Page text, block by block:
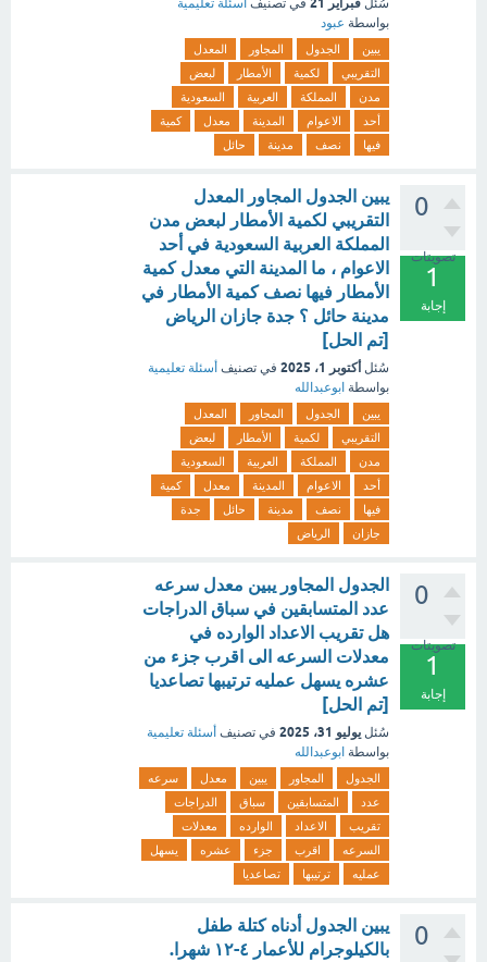
سُئل في تصنيف أسئلة تعليمية
بواسطة عبود
يبين الجدول المجاور
المعدل
التقريبي
لكمية الأمطار
لبعض
مدن
المملكة العربية
السعودية
أحد
الاعوام المدينة معدل
كمية
فيها
نصف مدينة حائل
0
تصويتات
1
إجابة
يبين الجدول المجاور المعدل
التقريبي لكمية الأمطار لبعض مدن
المملكة العربية السعودية في أحد
الاعوام ، ما المدينة التي معدل كمية
الأمطار فيها نصف كمية الأمطار في
مدينة حائل ؟ جدة جازان الرياض
[تم الحل]
سُئل أكتوبر 1، 2025 في تصنيف أسئلة تعليمية
بواسطة ابوعبدالله
يبين الجدول المجاور
المعدل
التقريبي
لكمية الأمطار
لبعض
مدن
المملكة العربية
السعودية
أحد
الاعوام المدينة معدل
كمية
فيها
نصف مدينة حائل
جدة
جازان
الرياض
0
تصويتات
1
إجابة
الجدول المجاور يبين معدل سرعه
عدد المتسابقين في سباق الدراجات
هل تقريب الاعداد الوارده في
معدلات السرعه الى اقرب جزء من
عشره يسهل عمليه ترتيبها تصاعديا
[تم الحل]
سُئل يوليو 31، 2025 في تصنيف أسئلة تعليمية
بواسطة ابوعبدالله
الجدول المجاور يبين معدل
سرعه
عدد
المتسابقين سباق
الدراجات
تقريب
الاعداد الوارده
معدلات
السرعه
اقرب جزء عشره
يسهل
عمليه
ترتيبها تصاعديا
0
يبين الجدول أدناه كتلة طفل
بالكيلوجرام للأعمار ٤-١٢ شهرا.